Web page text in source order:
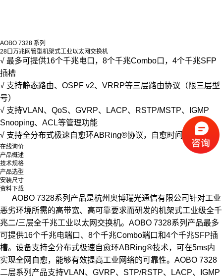
AOBO 7328 系列
28口万兆网管型机架式工业以太网交换机
√ 最多可提供16个千兆电口，8个千兆Combo口，4个千兆SFP
插槽
√ 支持静态路由、OSPF v2、VRRP等三层路由协议（限三层型
号）
√ 支持VLAN、QoS、GVRP、LACP、RSTP/MSTP、IGMP
Snooping、ACL等管理功能
√ 支持全分布式极速自愈环ABRing®协议，自愈时间<5ms
在线询价
产品概述
技术规格
产品选型
安装尺寸
资料下载
AOBO 7328系列产品是杭州奥博瑞光通信有限公司针对工业
恶劣环境所需的高带宽、高可靠要求而研发的机架式工业级全千
兆二/三层全千兆工业以太网交换机。AOBO 7328系列产品最多
可提供16个千兆电端口、8个千兆Combo端口和4个千兆SFP插
槽。设备支持全分布式极速自愈环ABRing®技术，可在5ms内
实现全网自愈，能够有效提高工业网络的可靠性。AOBO 7328
二层系列产品支持VLAN、GVRP、STP/RSTP、LACP、IGMP